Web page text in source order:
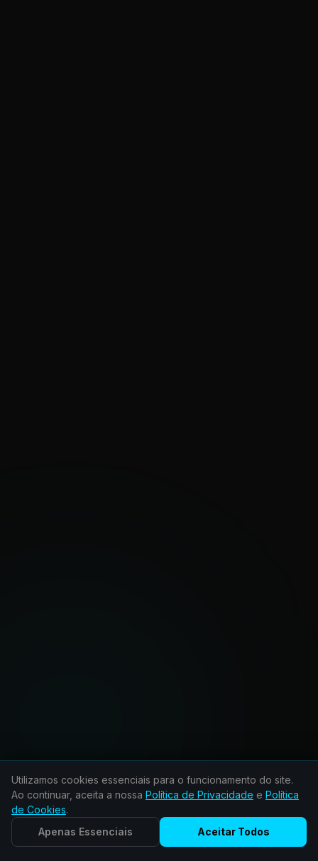
Teste Grátis 24h
Sem compromissos • Ativação imediata
Testar Grátis
Utilizamos cookies essenciais para o funcionamento do site.
Ao continuar, aceita a nossa Política de Privacidade e Política
de Cookies.
Apenas Essenciais
Aceitar Todos